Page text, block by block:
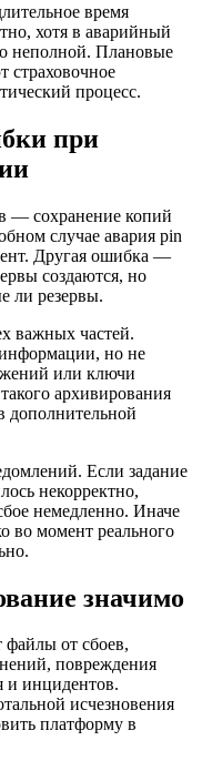
время
хотя в аварийный
неполной. Плановые
страховочное
процесс.
при
— сохранение копий
случае авария pin
Другая ошибка —
создаются, но
ли резервы.
важных частей.
но не
или ключи
архивирования
дополнительной
Если задание
некорректно,
немедленно. Иначе
во момент реального
значимо
файлы от сбоев,
повреждения
и инцидентов.
исчезновения
платформу в